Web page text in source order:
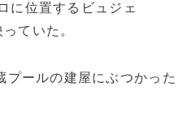
に位置するビュジェ
ていた。
ールの建屋にぶつかった